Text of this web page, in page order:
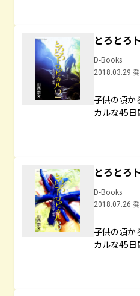
とろとろ
D-Books
2018.03.29
子供の頃か
カルな45日
とろとろ
D-Books
2018.07.26
子供の頃か
カルな45日